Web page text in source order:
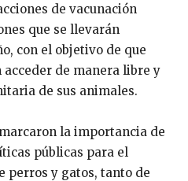
de vacunación
que se llevarán
con el objetivo de que
de manera libre y
de sus animales.
la importancia de
públicas para el
perros y gatos, tanto de